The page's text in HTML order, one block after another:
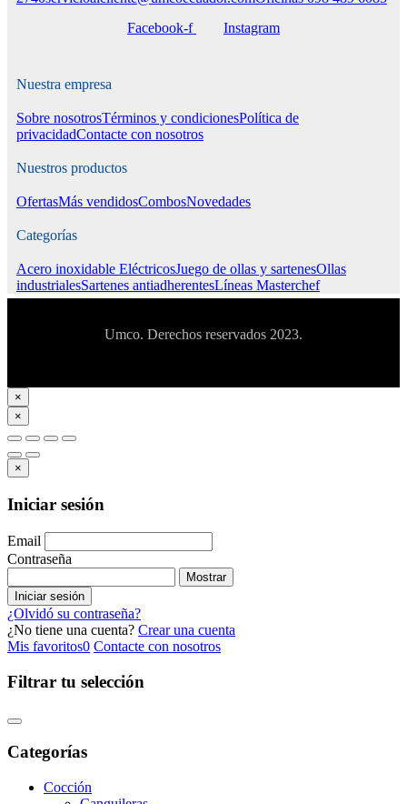
Facebook-f
Instagram
Nuestra empresa
Sobre nosotrosTérminos y condicionesPolítica de
privacidadContacte con nosotros
Nuestros productos
OfertasMás vendidosCombosNovedades
Categorías
Acero inoxidable EléctricosJuego de ollas y sartenesOllas
industrialesSartenes antiadherentesLíneas Masterchef
Umco. Derechos reservados 2023.
×
×
×
Iniciar sesión
Email
Contraseña
Mostrar
Iniciar sesión
¿Olvidó su contraseña?
¿No tiene una cuenta? Crear una cuenta
Mis favoritos0 Contacte con nosotros
Filtrar tu selección
Categorías
Cocción